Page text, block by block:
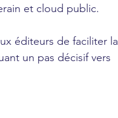
et cloud public.
éditeurs de faciliter la
un pas décisif vers